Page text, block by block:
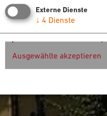
Externe Dienste
↓ 4 Dienste
Ausgewählte akzeptieren